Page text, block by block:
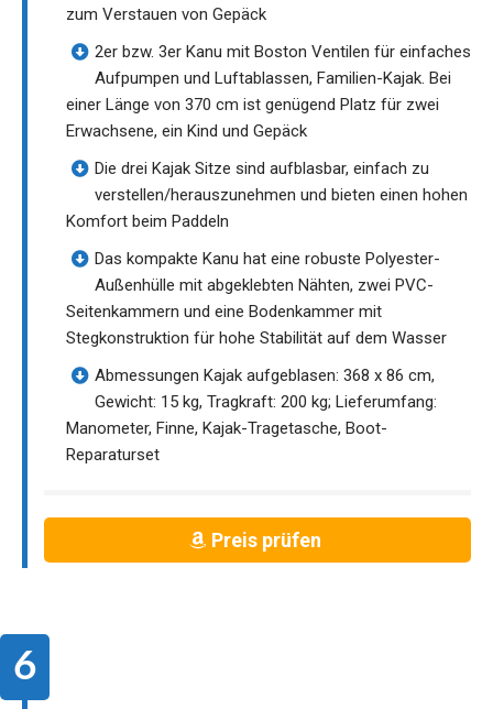
zum Verstauen von Gepäck
2er bzw. 3er Kanu mit Boston Ventilen für einfaches
Aufpumpen und Luftablassen, Familien-Kajak. Bei
einer Länge von 370 cm ist genügend Platz für zwei
Erwachsene, ein Kind und Gepäck
Die drei Kajak Sitze sind aufblasbar, einfach zu
verstellen/herauszunehmen und bieten einen hohen
Komfort beim Paddeln
Das kompakte Kanu hat eine robuste Polyester-
Außenhülle mit abgeklebten Nähten, zwei PVC-
Seitenkammern und eine Bodenkammer mit
Stegkonstruktion für hohe Stabilität auf dem Wasser
Abmessungen Kajak aufgeblasen: 368 x 86 cm,
Gewicht: 15 kg, Tragkraft: 200 kg; Lieferumfang:
Manometer, Finne, Kajak-Tragetasche, Boot-
Reparaturset
Preis prüfen